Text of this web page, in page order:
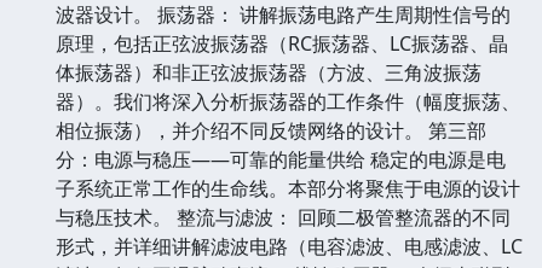
波器设计。 振荡器： 讲解振荡电路产生周期性信号的
原理，包括正弦波振荡器（RC振荡器、LC振荡器、晶
体振荡器）和非正弦波振荡器（方波、三角波振荡
器）。我们将深入分析振荡器的工作条件（幅度振荡、
相位振荡），并介绍不同反馈网络的设计。 第三部
分：电源与稳压——可靠的能量供给 稳定的电源是电
子系统正常工作的生命线。本部分将聚焦于电源的设计
与稳压技术。 整流与滤波： 回顾二极管整流器的不同
形式，并详细讲解滤波电路（电容滤波、电感滤波、LC